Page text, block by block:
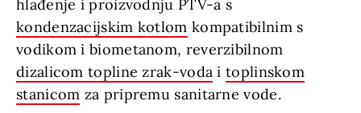
hlađenje i proizvodnju PTV-a s
kondenzacijskim kotlom kompatibilnim s
vodikom i biometanom, reverzibilnom
dizalicom topline zrak-voda itoplinskom
stanicom za pripremu sanitarne vode.